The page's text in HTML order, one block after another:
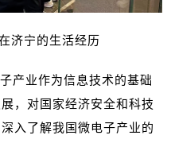
济宁的生活经历
产业作为信息技术的基础
，对国家经济安全和科技
入了解我国微电子产业的